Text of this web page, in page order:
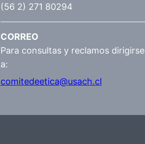
(56 2) 271 80294
CORREO
Para consultas y reclamos dirigirse
a:
comitedeetica@usach.cl